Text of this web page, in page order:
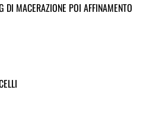
DI MACERAZIONE POI AFFINAMENTO